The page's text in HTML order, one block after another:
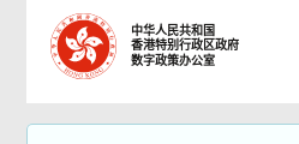
简介
Part A: Particulars of
中华人民共和国
香港特别行政区政府
数字政策办公室